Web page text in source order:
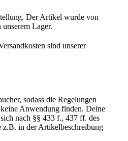
Der Artikel wurde von
Lager.
sind unserer
sodass die Regelungen
Anwendung finden. Deine
nach §§ 433 f., 437 ff. des
z.B. in der Artikelbeschreibung